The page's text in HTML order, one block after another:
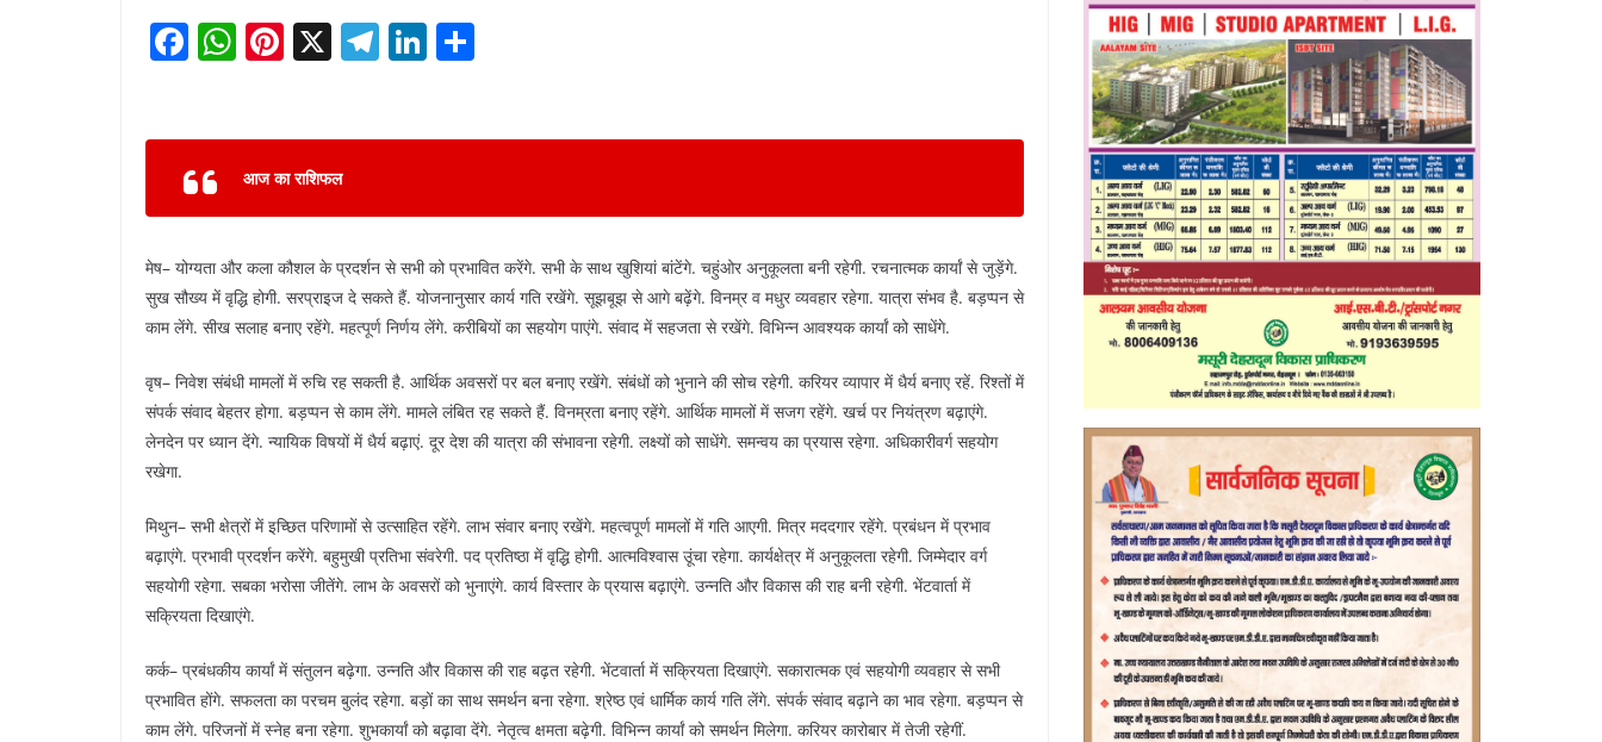
F
e
b
o
o
k
W
s
A
p
p
Pi
e
st
X T
gr
m
Li
e
n
e
आज का राशिफल
मेष– योग्यता और कला कौशल के प्रदर्शन से सभी को प्रभावित करेंगे. सभी के साथ खुशियां बांटेंगे. चहुंओर अनुकूलता बनी रहेगी. रचनात्मक कार्यां से जुड़ेंगे.
सुख सौख्य में वृद्धि होगी. सरप्राइज दे सकते हैं. योजनानुसार कार्य गति रखेंगे. सूझबूझ से आगे बढ़ेंगे. विनम्र व मधुर व्यवहार रहेगा. यात्रा संभव है. बड़प्पन से
काम लेंगे. सीख सलाह बनाए रहेंगे. महत्पूर्ण निर्णय लेंगे. करीबियों का सहयोग पाएंगे. संवाद में सहजता से रखेंगे. विभिन्न आवश्यक कार्यां को साधेंगे.
वृष– निवेश संबंधी मामलों में रुचि रह सकती है. आर्थिक अवसरों पर बल बनाए रखेंगे. संबंधों को भुनाने की सोच रहेगी. करियर व्यापार में धैर्य बनाए रहें. रिश्तों में
संपर्क संवाद बेहतर होगा. बड़प्पन से काम लेंगे. मामले लंबित रह सकते हैं. विनम्रता बनाए रहेंगे. आर्थिक मामलों में सजग रहेंगे. खर्च पर नियंत्रण बढ़ाएंगे.
लेनदेन पर ध्यान देंगे. न्यायिक विषयों में धैर्य बढ़ाएं. दूर देश की यात्रा की संभावना रहेगी. लक्ष्यों को साधेंगे. समन्वय का प्रयास रहेगा. अधिकारीवर्ग सहयोग
रखेगा.
मिथुन– सभी क्षेत्रों में इच्छित परिणामों से उत्साहित रहेंगे. लाभ संवार बनाए रखेंगे. महत्वपूर्ण मामलों में गति आएगी. मित्र मददगार रहेंगे. प्रबंधन में प्रभाव
बढ़ाएंगे. प्रभावी प्रदर्शन करेंगे. बहुमुखी प्रतिभा संवरेगी. पद प्रतिष्ठा में वृद्धि होगी. आत्मविश्वास उूंचा रहेगा. कार्यक्षेत्र में अनुकूलता रहेगी. जिम्मेदार वर्ग
सहयोगी रहेगा. सबका भरोसा जीतेंगे. लाभ के अवसरों को भुनाएंगे. कार्य विस्तार के प्रयास बढ़ाएंगे. उन्नति और विकास की राह बनी रहेगी. भेंटवार्ता में
सक्रियता दिखाएंगे.
कर्क– प्रबंधकीय कार्यां में संतुलन बढ़ेगा. उन्नति और विकास की राह बढ़त रहेगी. भेंटवार्ता में सक्रियता दिखाएंगे. सकारात्मक एवं सहयोगी व्यवहार से सभी
प्रभावित होंगे. सफलता का परचम बुलंद रहेगा. बड़ों का साथ समर्थन बना रहेगा. श्रेष्ठ एवं धार्मिक कार्य गति लेंगे. संपर्क संवाद बढ़ाने का भाव रहेगा. बड़प्पन से
काम लेंगे. परिजनों में स्नेह बना रहेगा. शुभकार्यां को बढ़ावा देंगे. नेतृत्व क्षमता बढ़ेगी. विभिन्न कार्यां को समर्थन मिलेगा. करियर कारोबार में तेजी रहेगीं.